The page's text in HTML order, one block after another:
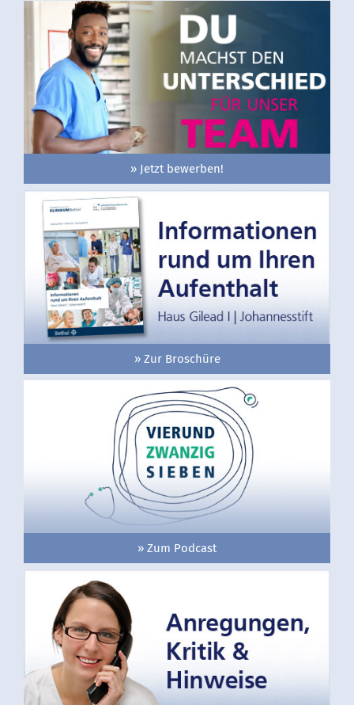
» Jetzt bewerben!
» Zur Broschüre
» Zum Podcast